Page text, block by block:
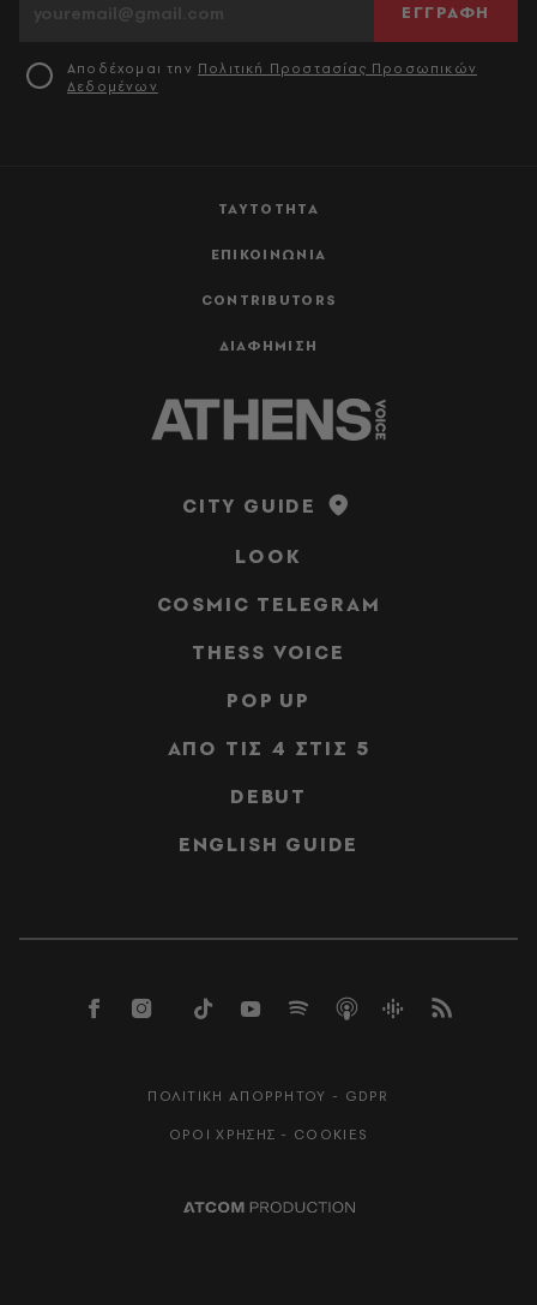
ΤΑΥΤΟΤΗΤΑ
ΕΠΙΚΟΙΝΩΝΙΑ
CONTRIBUTORS
ΔΙΑΦΗΜΙΣΗ
ΕΓΓΡΑΦΗ
Αποδέχομαι την Πολιτική Προστασίας Προσωπικών
Δεδομένων
CITY GUIDE
LOOK
COSMIC TELEGRAM
THESS VOICE
POP UP
ΑΠΟ ΤΙΣ 4 ΣΤΙΣ 5
DEBUT
ENGLISH GUIDE
ΠΟΛΙΤΙΚΗ ΑΠΟΡΡΗΤΟΥ - GDPR
ΟΡΟΙ ΧΡΗΣΗΣ - COOKIES